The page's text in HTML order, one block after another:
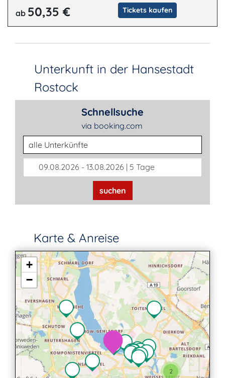
ab 50,35 € Tickets kaufen
Unterkunft in der Hansestadt
Rostock
Schnellsuche
via booking.com
Unterkunftsart
09.08.2026 - 13.08.2026 | 5 Tage
suchen
Karte & Anreise
2
+
−